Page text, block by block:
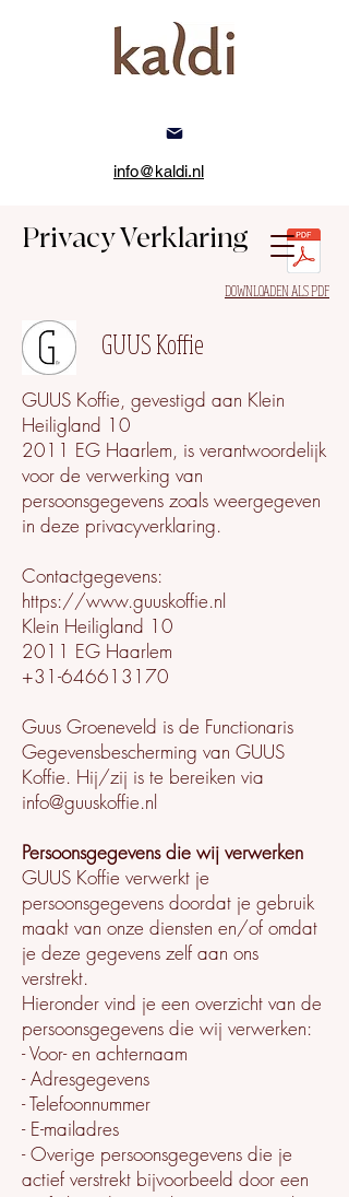
info@kaldi.nl
Privacy Verklaring
DOWNLOADEN ALS PDF
GUUS Koffie
GUUS Koffie, gevestigd aan Klein
Heiligland 10
2011 EG Haarlem, is verantwoordelijk
voor de verwerking van
persoonsgegevens zoals weergegeven
in deze privacyverklaring.
Contactgegevens:
https://www.guuskoffie.nl
Klein Heiligland 10
2011 EG Haarlem
+31-646613170
Guus Groeneveld is de Functionaris
Gegevensbescherming van GUUS
Koffie. Hij/zij is te bereiken via
info@guuskoffie.nl
Persoonsgegevens die wij verwerken
GUUS Koffie verwerkt je
persoonsgegevens doordat je gebruik
maakt van onze diensten en/of omdat
je deze gegevens zelf aan ons
verstrekt.
Hieronder vind je een overzicht van de
persoonsgegevens die wij verwerken:
- Voor- en achternaam
- Adresgegevens
- Telefoonnummer
- E-mailadres
- Overige persoonsgegevens die je
actief verstrekt bijvoorbeeld door een